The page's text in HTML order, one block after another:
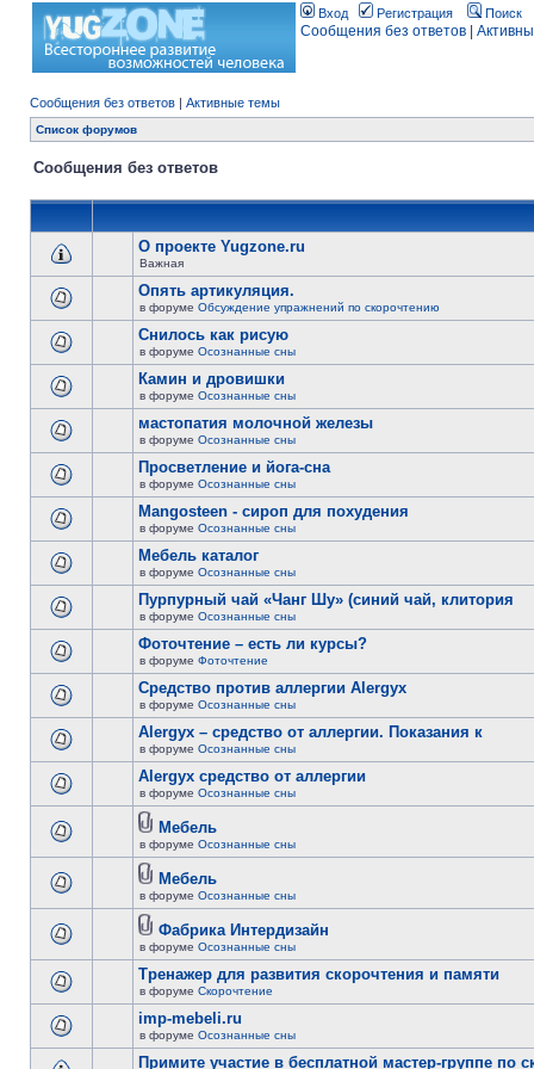
Вход Регистрация Поиск
Сообщения без ответов
Сообщения без ответов | Активные темы
Список форумов
Сообщения без ответов
О проекте Yugzone.ru
Важная
Опять артикуляция.
в форуме Обсуждение упражнений по скорочтению
Снилось как рисую
в форуме Осознанные сны
Камин и дровишки
в форуме Осознанные сны
мастопатия молочной железы
в форуме Осознанные сны
Просветление и йога-сна
в форуме Осознанные сны
Mangosteen - сироп для похудения
в форуме Осознанные сны
Мебель каталог
в форуме Осознанные сны
Пурпурный чай «Чанг Шу» (синий чай, клитория
в форуме Осознанные сны
Фоточтение – есть ли курсы?
в форуме Фоточтение
Cредство против аллергии Alergyx
в форуме Осознанные сны
Alergyx – средство от аллергии. Показания к
в форуме Осознанные сны
Alergyx средство от аллергии
в форуме Осознанные сны
Мебель
в форуме Осознанные сны
Мебель
в форуме Осознанные сны
Фабрика Интердизайн
в форуме Осознанные сны
Тренажер для развития скорочтения и памяти
в форуме Скорочтение
imp-mebeli.ru
в форуме Осознанные сны
Примите участие в бесплатной мастер-группе по